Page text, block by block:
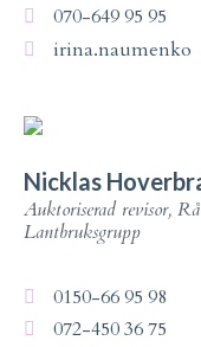
070-649 95 95
irina.naumenko
Nicklas
Auktoriserad revisor,
Lantbruksgrupp
0150-66 95 98
072-450 36 75